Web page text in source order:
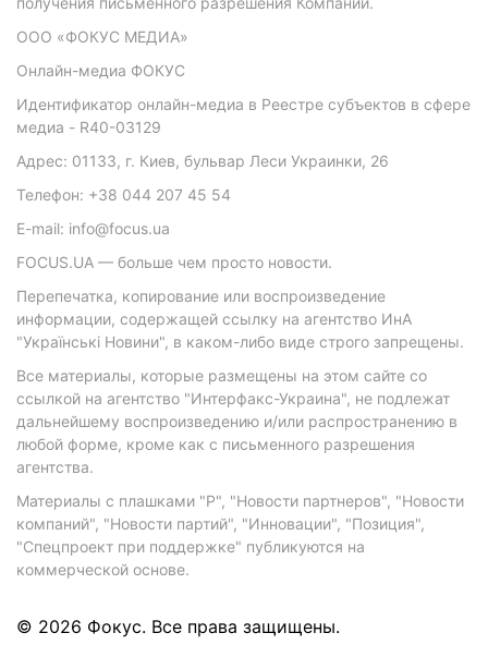
ООО «ФОКУС МЕДИА»
Онлайн-медиа ФОКУС
Идентификатор онлайн-медиа в Реестре субъектов в сфере
медиа - R40-03129
Адрес: 01133, г. Киев, бульвар Леси Украинки, 26
Телефон: +38 044 207 45 54
E-mail: info@focus.ua
FOCUS.UA — больше чем просто новости.
Перепечатка, копирование или воспроизведение
информации, содержащей ссылку на агентство ИнА
"Українські Новини", в каком-либо виде строго запрещены.
Все материалы, которые размещены на этом сайте со
ссылкой на агентство "Интерфакс-Украина", не подлежат
дальнейшему воспроизведению и/или распространению в
любой форме, кроме как с письменного разрешения
агентства.
Материалы с плашками "Р", "Новости партнеров", "Новости
компаний", "Новости партий", "Инновации", "Позиция",
"Спецпроект при поддержке" публикуются на
коммерческой основе.
© 2026 Фокус. Все права защищены.